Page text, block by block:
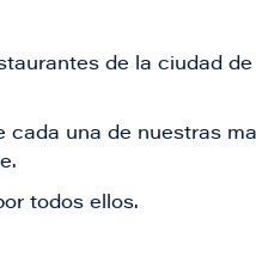
de la ciudad
una de nuestras
todos ellos.